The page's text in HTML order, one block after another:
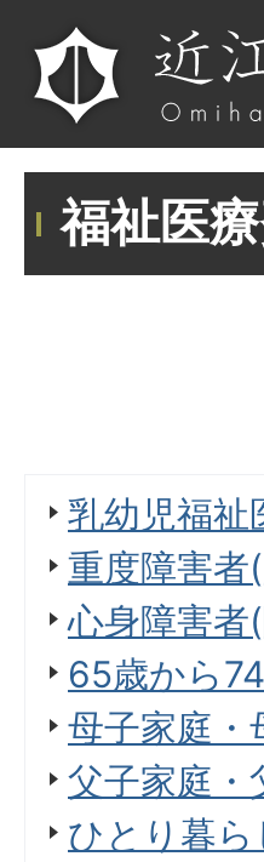
福祉医
乳幼児福祉
重度障害者
心身障害者
65歳から
母子家庭・
父子家庭・
ひとり暮ら